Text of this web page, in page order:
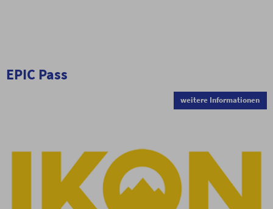
EPIC Pass
weitere Informationen